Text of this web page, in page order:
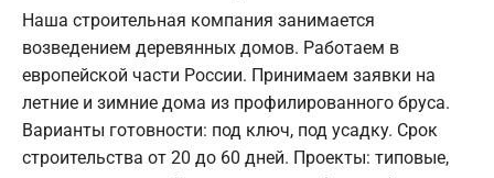
Наша строительная компания занимается
возведением деревянных домов. Работаем в
европейской части России. Принимаем заявки на
летние и зимние дома из профилированного бруса.
Варианты готовности: под ключ, под усадку. Срок
строительства от 20 до 60 дней. Проекты: типовые,